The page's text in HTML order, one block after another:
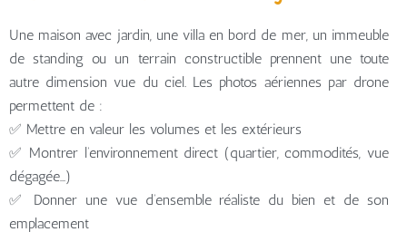
Une maison avec jardin, une villa en bord de mer, un immeuble
de standing ou un terrain constructible prennent une toute
autre dimension vue du ciel. Les photos aériennes par drone
permettent de :
✅ Mettre en valeur les volumes et les extérieurs
✅ Montrer l’environnement direct (quartier, commodités, vue
dégagée…)
✅ Donner une vue d’ensemble réaliste du bien et de son
emplacement